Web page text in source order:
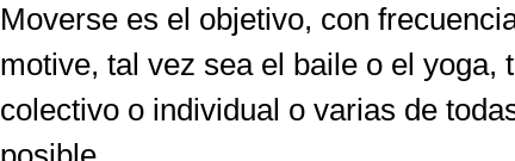
Moverse es el objetivo, con
motive, tal vez sea el baile o el
colectivo o individual o varias de